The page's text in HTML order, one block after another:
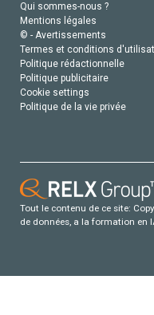
Qui sommes-nous ?
Mentions légales
© - Avertissements
Termes et conditions
Politique rédactionnelle
Politique publicitaire
Cookie settings
Politique de la vie privée
Tout le contenu de ce site:
de données, a la formation en